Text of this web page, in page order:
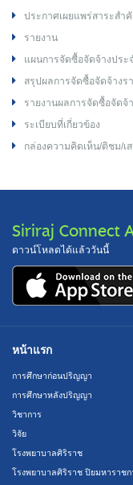
ประกาศเผยแพร่สาระส
รายงาน
แผนการจัดซื้อจัดจ้างประ
สรุปผลการจัดซื้อจัดจ้างร
รายงานผลการจัดซื้อจัดจ้
ระเบียบที่เกี่ยวข้อง
กล่องความคิดเห็น/ติชม/เ
Siriraj Connect
ดาวน์โหลดได้แล้ววันนี้
หน้าแรก
การศึกษาก่อนปริญญา
การศึกษาหลังปริญญา
วิชาการ
วิจัย
โรงพยาบาลศิริราช
โรงพยาบาลศิริราช ปิยมหาราช